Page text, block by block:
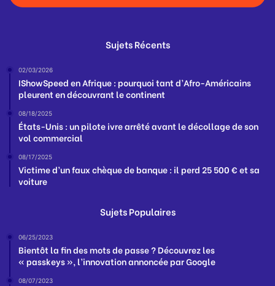
Sujets Récents
02/03/2026
IShowSpeed en Afrique : pourquoi tant d’Afro-Américains
pleurent en découvrant le continent
08/18/2025
États-Unis : un pilote ivre arrêté avant le décollage de son
vol commercial
08/17/2025
Victime d’un faux chèque de banque : il perd 25 500 € et sa
voiture
Sujets Populaires
06/25/2023
Bientôt la fin des mots de passe ? Découvrez les
« passkeys », l’innovation annoncée par Google
08/07/2023